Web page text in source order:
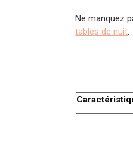
Ne manquez
tables de nuit.